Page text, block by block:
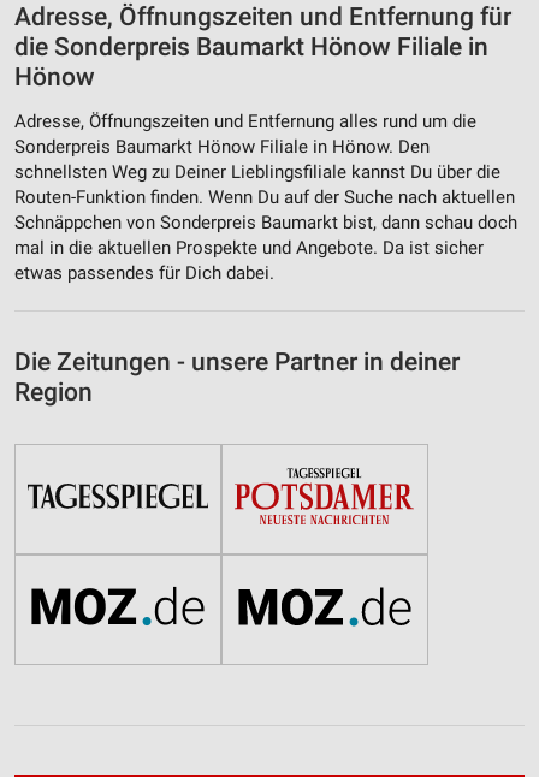
Adresse, Öffnungszeiten und Entfernung für
die Sonderpreis Baumarkt Hönow Filiale in
Hönow
Adresse, Öffnungszeiten und Entfernung alles rund um die
Sonderpreis Baumarkt Hönow Filiale in Hönow. Den
schnellsten Weg zu Deiner Lieblingsfiliale kannst Du über die
Routen-Funktion finden. Wenn Du auf der Suche nach aktuellen
Schnäppchen von Sonderpreis Baumarkt bist, dann schau doch
mal in die aktuellen Prospekte und Angebote. Da ist sicher
etwas passendes für Dich dabei.
Die Zeitungen - unsere Partner in deiner
Region